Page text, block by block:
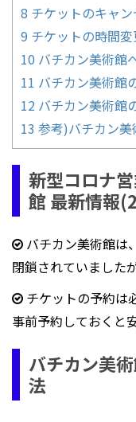
8 チケットのキャン
9 チケットの時間
10 バチカン美術館
11 バチカン美術館
12 バチカン美術館
13 参考)バチカン
新型コロナ
館 最新情報
バチカン美術館は
閉鎖されていました
チケットの予約は
事前予約しておくと
バチカン美
法